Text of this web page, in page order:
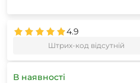
4.9
Штрих-код відсутній
В наявності